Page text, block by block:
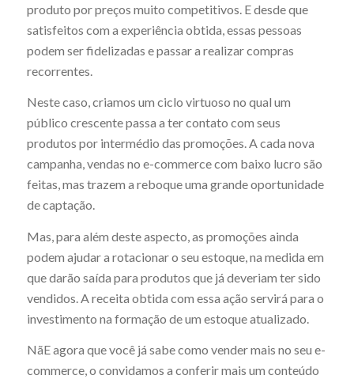
produto por preços muito competitivos. E desde que
satisfeitos com a experiência obtida, essas pessoas
podem ser fidelizadas e passar a realizar compras
recorrentes.
Neste caso, criamos um ciclo virtuoso no qual um
público crescente passa a ter contato com seus
produtos por intermédio das promoções. A cada nova
campanha, vendas no e-commerce com baixo lucro são
feitas, mas trazem a reboque uma grande oportunidade
de captação.
Mas, para além deste aspecto, as promoções ainda
podem ajudar a rotacionar o seu estoque, na medida em
que darão saída para produtos que já deveriam ter sido
vendidos. A receita obtida com essa ação servirá para o
investimento na formação de um estoque atualizado.
NãE agora que você já sabe como vender mais no seu e-
commerce, o convidamos a conferir mais um conteúdo